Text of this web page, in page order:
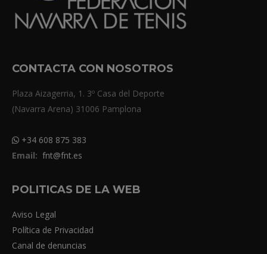
CONTACTA CON NOSOTROS
Plaza Aizagerria, 1. 3º Casa del Deporte
(Navarra Arena) 31006 Pamplona
+34 608 875 383
Email: fnt@fnt.es
POLITICAS DE LA WEB
Aviso Legal
Política de Privacidad
Canal de denuncias